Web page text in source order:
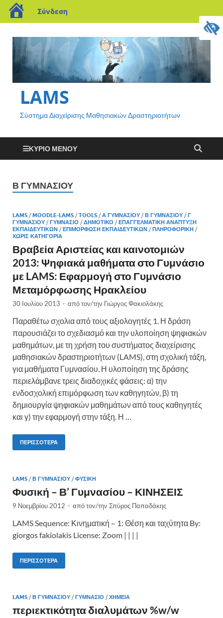
Σύνδεση
LAMS
Σύστημα Διαχείρισης Μαθησιακών Δραστηριοτήτων
ΚΎΡΙΟ ΜΕΝΟΎ
Β ΓΥΜΝΑΣΊΟΥ
LAMS /MOODLE-LAMS /TOOLS /Α ΓΥΜΝΑΣΊΟΥ /Β ΓΥΜΝΑΣΊΟΥ /Γ
ΓΥΜΝΑΣΊΟΥ /ΓΥΜΝΆΣΙΟ /ΔΗΜΟΤΙΚΌ /ΕΠΑΓΓΕΛΜΑΤΙΚΉ ΑΝΆΠΤΥΞΗ
ΕΚΠΑΙΔΕΥΤΙΚΏΝ /ΕΠΙΜΌΡΦΩΣΗ ΕΚΠΑΙΔΕΥΤΙΚΏΝ /ΠΛΗΡΟΦΟΡΙΚΉ /
ΧΩΡΊΣ ΚΑΤΗΓΟΡΊΑ
Βραβεία Αριστείας και καινοτομιών
2013: Ψηφιακά μαθήματα στο Γυμνάσιο
με LAMS: Εφαρμογή στο Γυμνάσιο
Μεταμόρφωσης Ηρακλείου
30 Ιουλίου 2013 - από τον/την Γιώργος Φακιολάκης
Παραθέτω σχολια από τους αξιολογητές 1. Η δράση
παρουσιάζει το σχεδιασμό και την υλοποίηση ψηφιακών
μαθημάτων, με τη χρήση του συστήματος διαχείρισης
μαθησιακών δραστηριοτήτων (LAMS), στη σχολική τάξη,
για μαθήματα Γυμνασίου. Η υλοποίηση της δράσης
περιελάμβανε τρεις διαδοχικές φάσεις: α) την
ενδοσχολική επιμόρφωση των καθηγητών, β) τη
δημιουργία ψηφιακών μαθημάτων από τους καθηγητές
και γ) την εφαρμογή στην τάξη. Η …
ΠΕΡΙΣΣΌΤΕΡΑ
LAMS /Β ΓΥΜΝΑΣΊΟΥ /ΦΥΣΙΚΉ
Φυσική – Β’ Γυμνασίου – ΚΙΝΗΣΕΙΣ
9 Νοεμβρίου 2012 - από τον/την Σπύρος Παπαδάκης
LAMS Sequence: Κινηματική – 1: Θέση και ταχύτητα By:
giorgos fakiolakis License: Zoom | | | |
ΠΕΡΙΣΣΌΤΕΡΑ
LAMS /Β ΓΥΜΝΑΣΊΟΥ /ΓΥΜΝΆΣΙΟ /ΧΗΜΕΊΑ
περιεκτικότητα διαλυμάτων %w/w